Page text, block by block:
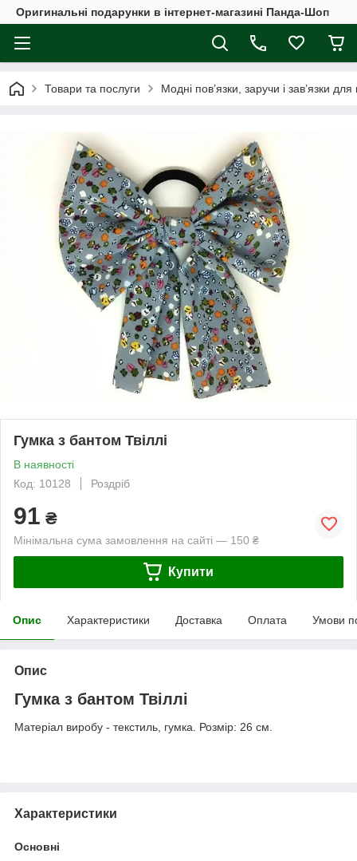
Оригинальні подарунки в інтернет-магазині Панда-Шоп
Товари та послуги Модні пов’язки, заручи і зав’язки
Гумка з бантом Твіллі
В наявності
Код: 10128
Роздріб
91 ₴
Мінімальна сума замовлення на сайті — 150 ₴
Купити
Опис Характеристики Доставка Оплата Умови
Опис
Гумка з бантом Твіллі
Матеріал виробу - текстиль, гумка. Розмір: 26 см.
Характеристики
Основні